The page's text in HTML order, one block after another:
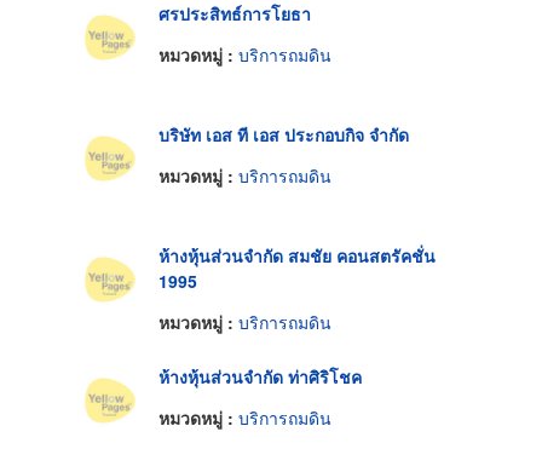
ศรประสิทธ์การโยธา
หมวดหมู่ : บริการถมดิน
บริษัท เอส ที เอส ประกอบกิจ จำกัด
หมวดหมู่ : บริการถมดิน
ห้างหุ้นส่วนจำกัด สมชัย คอนสตรัคชั่น
1995
หมวดหมู่ : บริการถมดิน
ห้างหุ้นส่วนจำกัด ท่าศิริโชค
หมวดหมู่ : บริการถมดิน